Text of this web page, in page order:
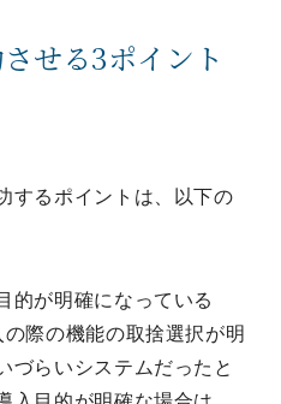
せる3ポイント
するポイントは、以下の
が明確になっている
際の機能の取捨選択が明
づらいシステムだったと